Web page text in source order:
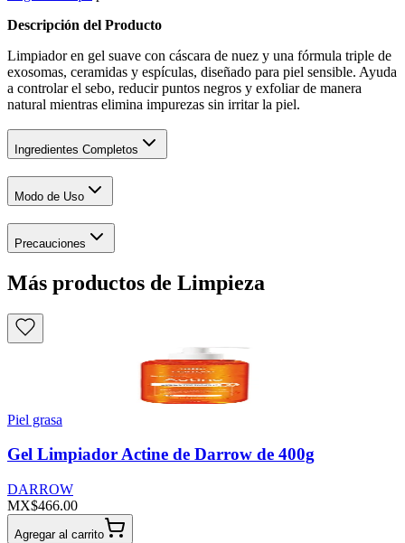
Descripción del Producto
Limpiador en gel suave con cáscara de nuez y una fórmula triple de
exosomas, ceramidas y espículas, diseñado para piel sensible. Ayuda
a controlar el sebo, reducir puntos negros y exfoliar de manera
natural mientras elimina impurezas sin irritar la piel.
Ingredientes Completos
Modo de Uso
Precauciones
Más productos de Limpieza
Piel grasa
Gel Limpiador Actine de Darrow de 400g
DARROW
MX$466.00
Agregar al carrito